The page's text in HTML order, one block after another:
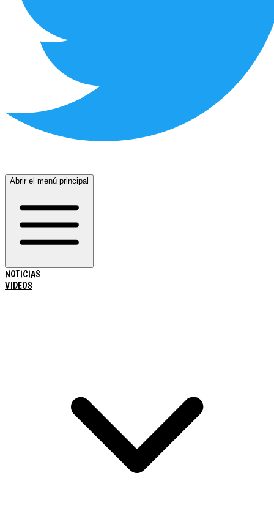
Abrir el menú principal
NOTICIAS
VIDEOS